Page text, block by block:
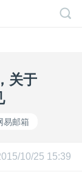
关于
易邮箱
10/25 15:39